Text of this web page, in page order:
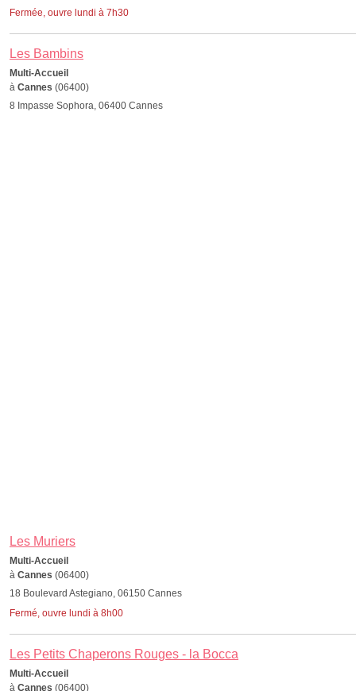
Fermée, ouvre lundi à 7h30
Les Bambins
Multi-Accueil
à Cannes (06400)
8 Impasse Sophora, 06400 Cannes
Les Muriers
Multi-Accueil
à Cannes (06400)
18 Boulevard Astegiano, 06150 Cannes
Fermé, ouvre lundi à 8h00
Les Petits Chaperons Rouges - la Bocca
Multi-Accueil
à Cannes (06400)